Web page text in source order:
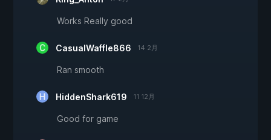
Works Really good
CasualWaffle866 14 2月
Ran smooth
HiddenShark619 11 12月
Good for game